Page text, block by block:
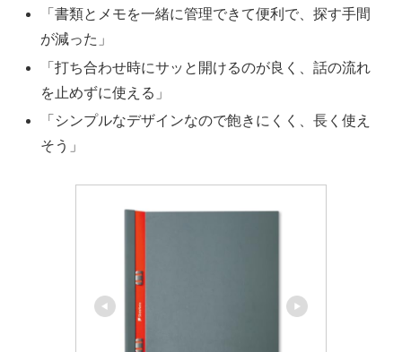
「書類とメモを一緒に管理できて便利で、探す手間
が減った」
「打ち合わせ時にサッと開けるのが良く、話の流れ
を止めずに使える」
「シンプルなデザインなので飽きにくく、長く使え
そう」